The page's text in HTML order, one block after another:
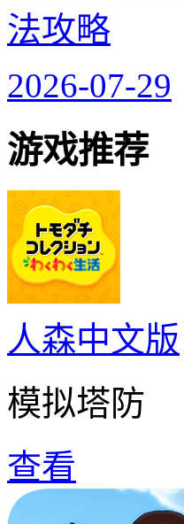
法攻略
2026-07-29
游戏推荐
人森中文版
模拟塔防
查看